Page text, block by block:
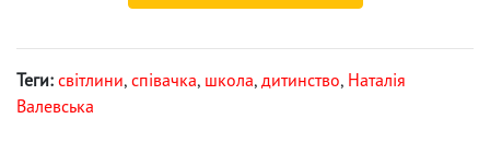
Теги: світлини, співачка, школа, дитинство, Наталія
Валевська